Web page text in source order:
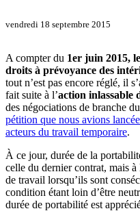
vendredi 18 septembre 2015
A compter du 1er juin 2015,
droits à prévoyance des
tout n’est pas encore réglé, il
fait suite à l’action inlassable
des négociations de branche
pétition que nous avions
acteurs du travail temporaire.
À ce jour, durée de la
celle du dernier contrat, mais à
de travail lorsqu’ils sont
condition étant loin d’être
durée de portabilité est